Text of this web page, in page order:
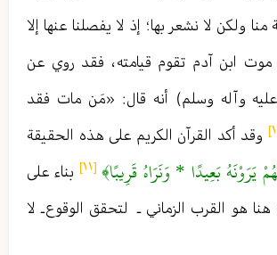
منا ولكن لا نشعر بها ؛ إذ لا يفصلنا عنها إلا
موت ابن آدم تقوم قيامته ، فقد روي عن
عليه وآله وسلم) أنه قال : «مَن مات فقد
وقد أكد القرآن الكريم على هذه الحقيقة
يَرَوْنَهُ بَعِيدًا * وَنَرَاهُ قَرِيبًا﴾ [١١]
بناء على
هنا هو القرب الزماني ـ لتحقق الوقوع ـ لا